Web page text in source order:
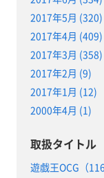
2017年5月 (320)
2017年4月 (409)
2017年3月 (358)
2017年2月 (9)
2017年1月 (12)
2000年4月 (1)
取扱タイトル
遊戯王OCG（